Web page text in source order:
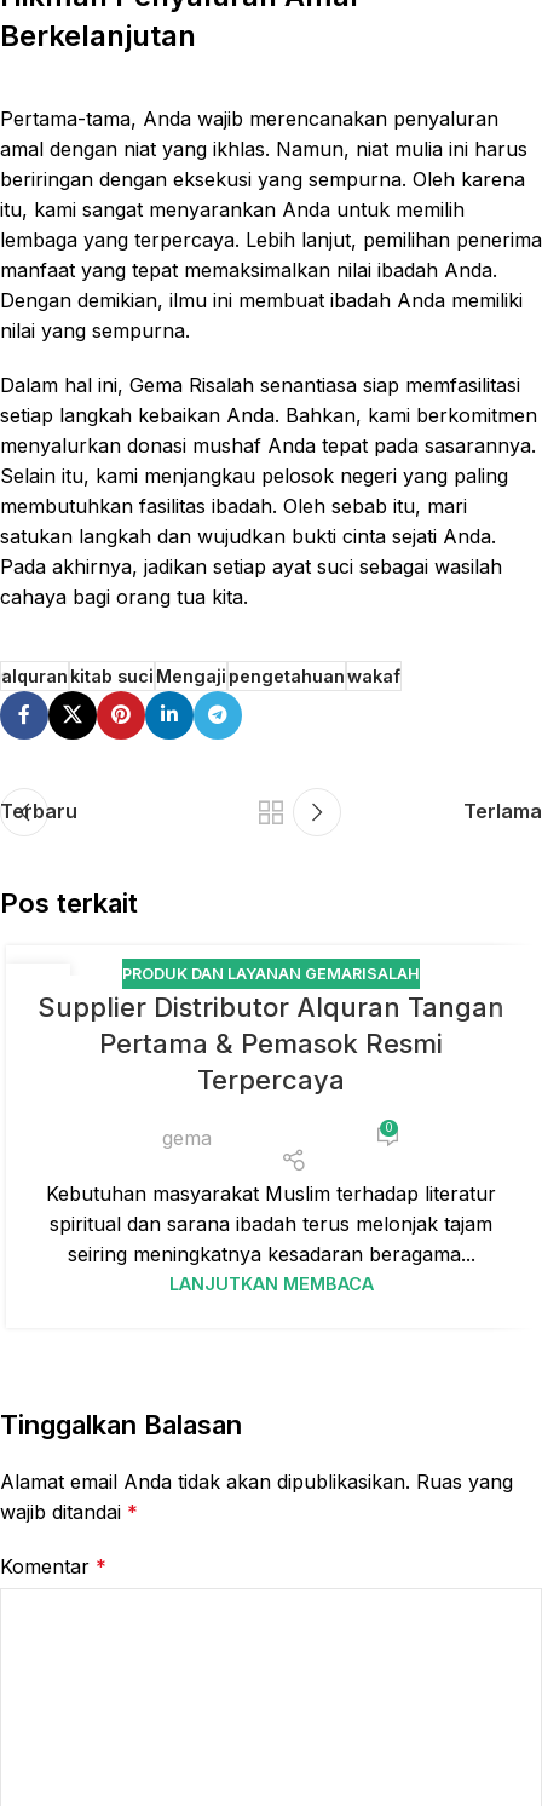
Berkelanjutan
Pertama-tama, Anda wajib merencanakan penyaluran
amal dengan niat yang ikhlas. Namun, niat mulia ini harus
beriringan dengan eksekusi yang sempurna. Oleh karena
itu, kami sangat menyarankan Anda untuk memilih
lembaga yang terpercaya. Lebih lanjut, pemilihan penerima
manfaat yang tepat memaksimalkan nilai ibadah Anda.
Dengan demikian, ilmu ini membuat ibadah Anda memiliki
nilai yang sempurna.
Dalam hal ini, Gema Risalah senantiasa siap memfasilitasi
setiap langkah kebaikan Anda. Bahkan, kami berkomitmen
menyalurkan donasi mushaf Anda tepat pada sasarannya.
Selain itu, kami menjangkau pelosok negeri yang paling
membutuhkan fasilitas ibadah. Oleh sebab itu, mari
satukan langkah dan wujudkan bukti cinta sejati Anda.
Pada akhirnya, jadikan setiap ayat suci sebagai wasilah
cahaya bagi orang tua kita.
alqurankitab suciMengajipengetahuanwakaf
Terbaru Terlama
Pos terkait
JUL
PRODUK DAN LAYANAN GEMARISALAH
Supplier Distributor Alquran Tangan
Pertama & Pemasok Resmi
Terpercaya
gema 0
Kebutuhan masyarakat Muslim terhadap literatur
spiritual dan sarana ibadah terus melonjak tajam
seiring meningkatnya kesadaran beragama...
LANJUTKAN MEMBACA
Tinggalkan Balasan
Alamat email Anda tidak akan dipublikasikan. Ruas yang
wajib ditandai *
Komentar *